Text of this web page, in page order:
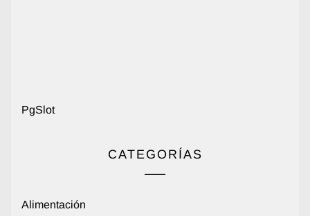
PgSlot
CATEGORÍAS
Alimentación